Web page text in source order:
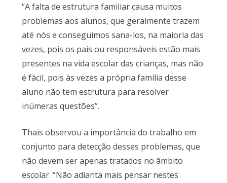
“A falta de estrutura familiar causa muitos
problemas aos alunos, que geralmente trazem
até nós e conseguimos sana-los, na maioria das
vezes, pois os pais ou responsáveis estão mais
presentes na vida escolar das crianças, mas não
é fácil, pois às vezes a própria família desse
aluno não tem estrutura para resolver
inúmeras questões”.
Thais observou a importância do trabalho em
conjunto para detecção desses problemas, que
não devem ser apenas tratados no âmbito
escolar. “Não adianta mais pensar nestes